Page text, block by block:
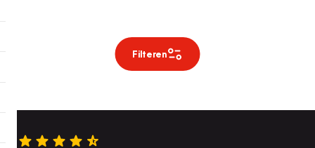
Filteren